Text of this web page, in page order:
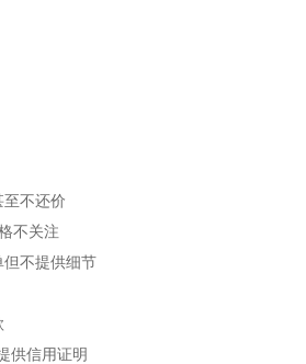
不还价
不关注
不提供细节
供信用证明